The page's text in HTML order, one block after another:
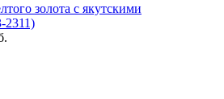
золота с якутскими
2311)